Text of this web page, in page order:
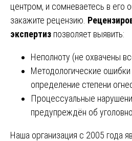
центром, и сомневаетесь в его
закажите рецензию.
экспертиз позволяет выявить:
Неполноту (не охвачены
Методологические
определение степени
Процессуальные
предупреждён об
Наша организация с 2005 года